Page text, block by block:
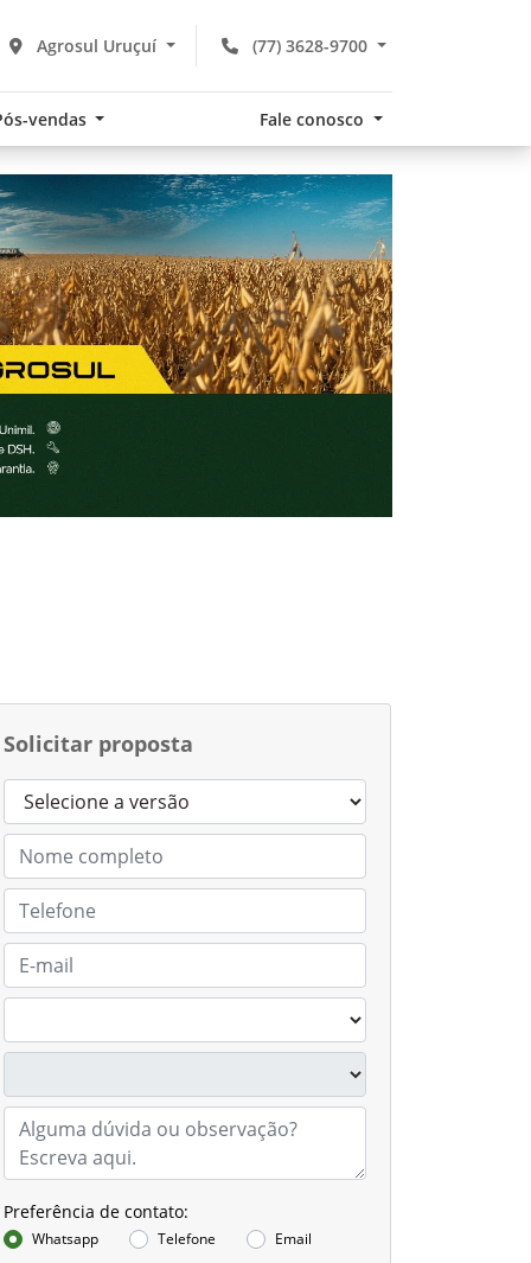
(77) 3628-9700
Agrosul Uruçuí
vendas Fale conosco
Solicitar proposta
Preferência de contato:
Whatsapp Telefone Email